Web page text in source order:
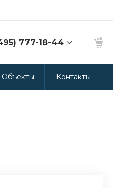
777-18-44
314-94-49
15
Объекты Контакты